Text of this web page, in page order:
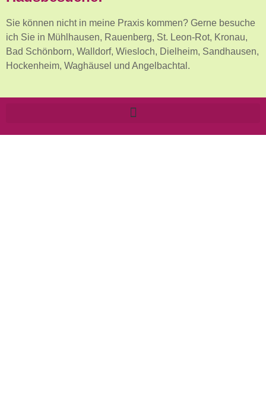
Sie können nicht in meine Praxis kommen? Gerne besuche
ich Sie in Mühlhausen, Rauenberg, St. Leon-Rot, Kronau,
Bad Schönborn, Walldorf, Wiesloch, Dielheim, Sandhausen,
Hockenheim, Waghäusel und Angelbachtal.